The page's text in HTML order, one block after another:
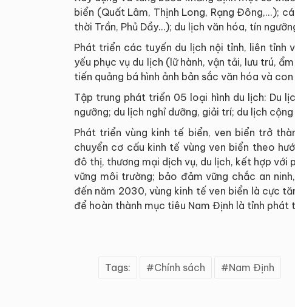
biển (Quất Lâm, Thịnh Long, Rạng Đông,...);
thời Trần, Phủ Dầy…); du lịch văn hóa, tín
Phát triển các tuyến du lịch nội tỉnh, liên
yếu phục vụ du lịch (lữ hành, vận tải, lưu trú,
tiến quảng bá hình ảnh bản sắc văn hóa và
Tập trung phát triển 05 loại hình du lịch: Du
ngưỡng; du lịch nghỉ dưỡng, giải trí; du lịch
Phát triển vùng kinh tế biển, ven biển trở
chuyển cơ cấu kinh tế vùng ven biển theo
đô thị, thương mại dịch vụ, du lịch, kết hợp với
vững môi trường; bảo đảm vững chắc an
đến năm 2030, vùng kinh tế ven biển là cực
để hoàn thành mục tiêu Nam Định là tỉnh phát
Tags: Chính sách Nam Định